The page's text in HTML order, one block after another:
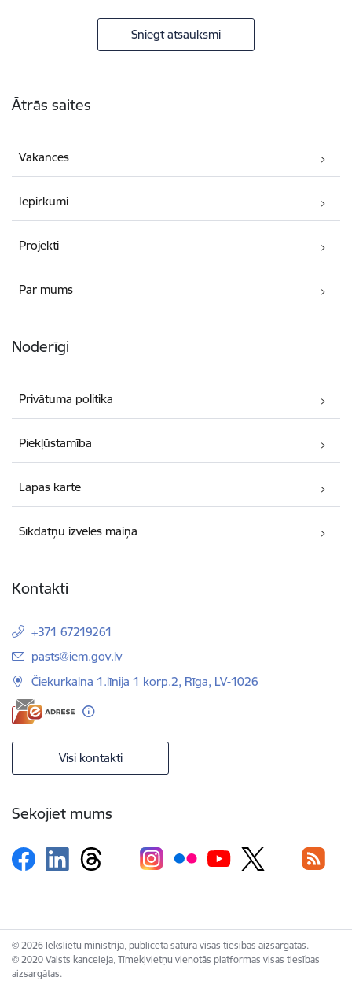
Sniegt atsauksmi
Ātrās saites
Vakances
Iepirkumi
Projekti
Par mums
Noderīgi
Privātuma politika
Piekļūstamība
Lapas karte
Sīkdatņu izvēles maiņa
Kontakti
+371 67219261
E-pasts:
pasts@iem.gov.lv
Čiekurkalna 1.līnija 1 korp.2, Rīga, LV-1026
Visi kontakti
Sekojiet mums
© 2026 Iekšlietu ministrija, publicētā satura visas tiesības aizsargātas.
© 2020 Valsts kanceleja, Tīmekļvietņu vienotās platformas visas tiesības
aizsargātas.